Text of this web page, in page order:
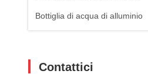
Bottiglia di acqua di alluminio
Contattici